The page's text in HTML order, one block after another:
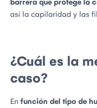
barrera que protege la
así la capilaridad y las
¿Cuál es la
caso?
En función del tipo de